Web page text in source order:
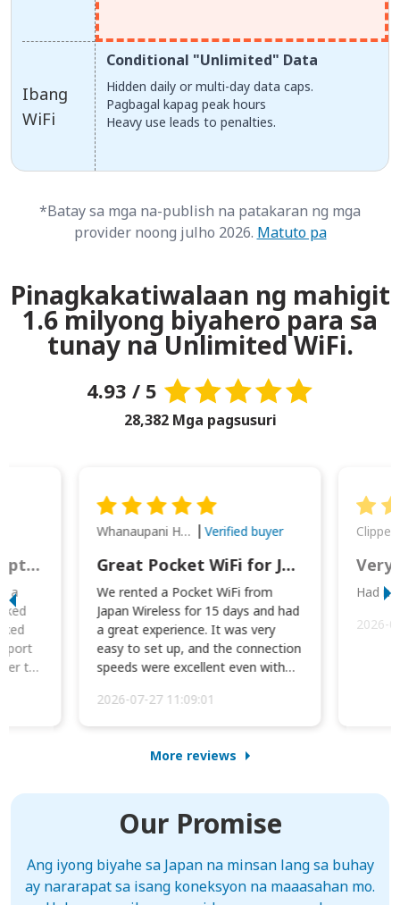
Ibang
WiFi
Conditional "Unlimited" Data
Hidden daily or multi-day data caps.
Pagbagal kapag peak hours
Heavy use leads to penalties.
*Batay sa mga na-publish na patakaran ng mga
provider noong julho 2026. Matuto pa
Pinagkakatiwalaan ng mahigit
1.6 milyong biyahero para sa
tunay na Unlimited WiFi.
4.93 / 5
28,382 Mga pagsusuri
This was wonderful option to a family of four. Everything worked smoothly.
a
to
Whanaupani Henry Joseph Macown Verified buyer
Great Pocket WiFi for Japan Travel
We rented a Pocket WiFi from
Japan Wireless for 15 days and had
a great experience. It was very
easy to set up, and the connection
speeds were excellent even with
2026-07-27 11:09:01
Very
Had
2026-
More reviews
Our Promise
Ang iyong biyahe sa Japan na minsan lang sa buhay
ay nararapat sa isang koneksyon na maaasahan mo.